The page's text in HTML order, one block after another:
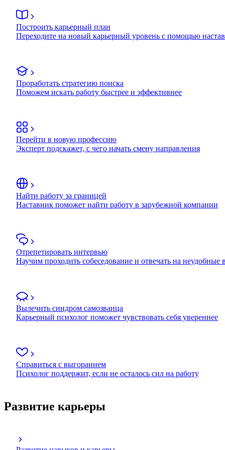
Построить карьерный план
Переходите на новый карьерный уровень с помощью
Проработать стратегию поиска
Поможем искать работу быстрее и эффективнее
Перейти в новую профессию
Эксперт подскажет, с чего начать смену направления
Найти работу за границей
Наставник поможет найти работу в зарубежной компании
Отрепетировать интервью
Научим проходить собеседование и отвечать на неудобные
Вылечить синдром самозванца
Карьерный психолог поможет чувствовать себя увереннее
Справиться с выгоранием
Психолог поддержит, если не осталось сил на работу
Развитие карьеры